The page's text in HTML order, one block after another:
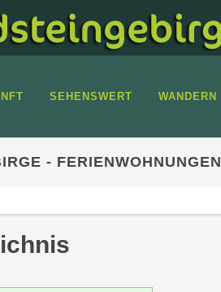
SEHENSWERT WANDERN
- FERIENWOHNUNGEN